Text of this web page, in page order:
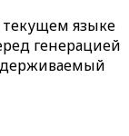
текущем языке
генерацией